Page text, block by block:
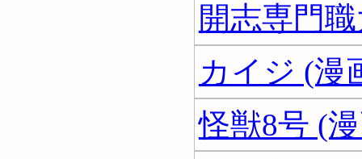
開志専門
カイジ (漫
怪獣8号 (